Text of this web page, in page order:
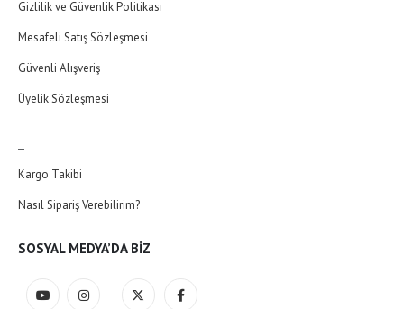
Gizlilik ve Güvenlik Politikası
Mesafeli Satış Sözleşmesi
Güvenli Alışveriş
Üyelik Sözleşmesi
Kargo Takibi
Nasıl Sipariş Verebilirim?
SOSYAL MEDYA’DA BIZ